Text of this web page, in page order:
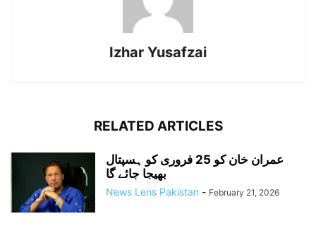
Izhar Yusafzai
RELATED ARTICLES
عمران خان کو 25 فروری کو ہسپتال
بھیجا جائے گا
News Lens Pakistan - February 21, 2026